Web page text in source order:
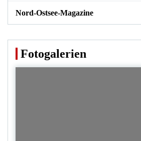
Nord-Ostsee-Magazine
Fotogalerien